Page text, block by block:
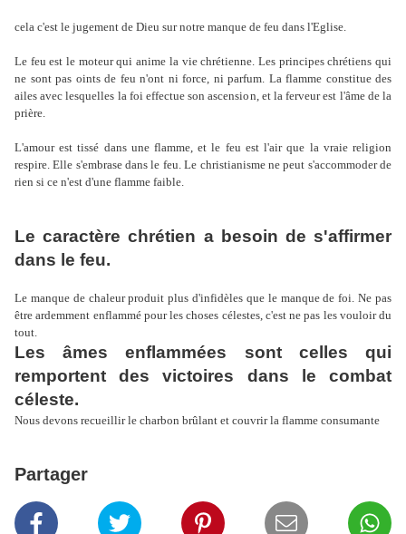
cela c'est le jugement de Dieu sur notre manque de feu dans l'Eglise.
Le feu est le moteur qui anime la vie chrétienne. Les principes chrétiens qui
ne sont pas oints de feu n'ont ni force, ni parfum. La flamme constitue des
ailes avec lesquelles la foi effectue son ascension, et la ferveur est l'âme de la
prière.
L'amour est tissé dans une flamme, et le feu est l'air que la vraie religion
respire. Elle s'embrase dans le feu. Le christianisme ne peut s'accommoder de
rien si ce n'est d'une flamme faible.
Le caractère chrétien a besoin de s'affirmer
dans le feu.
Le manque de chaleur produit plus d'infidèles que le manque de foi. Ne pas
être ardemment enflammé pour les choses célestes, c'est ne pas les vouloir du
tout.
Les âmes enflammées sont celles qui
remportent des victoires dans le combat
céleste.
Nous devons recueillir le charbon brûlant et couvrir la flamme consumante
Partager